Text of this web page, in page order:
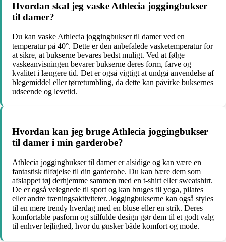
Hvordan skal jeg vaske Athlecia joggingbukser
til damer?
Du kan vaske Athlecia joggingbukser til damer ved en
temperatur på 40°. Dette er den anbefalede vasketemperatur for
at sikre, at bukserne bevares bedst muligt. Ved at følge
vaskeanvisningen bevarer bukserne deres form, farve og
kvalitet i længere tid. Det er også vigtigt at undgå anvendelse af
blegemiddel eller tørretumbling, da dette kan påvirke buksernes
udseende og levetid.
Hvordan kan jeg bruge Athlecia joggingbukser
til damer i min garderobe?
Athlecia joggingbukser til damer er alsidige og kan være en
fantastisk tilføjelse til din garderobe. Du kan bære dem som
afslappet tøj derhjemme sammen med en t-shirt eller sweatshirt.
De er også velegnede til sport og kan bruges til yoga, pilates
eller andre træningsaktiviteter. Joggingbukserne kan også styles
til en mere trendy hverdag med en bluse eller en strik. Deres
komfortable pasform og stilfulde design gør dem til et godt valg
til enhver lejlighed, hvor du ønsker både komfort og mode.